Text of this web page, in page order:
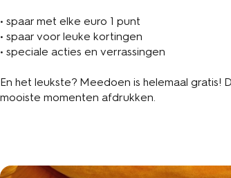
• spaar met elke euro 1 punt
• spaar voor leuke kortingen
• speciale acties en verrassingen
En het leukste? Meedoen is helemaal gratis!
mooiste momenten afdrukken.